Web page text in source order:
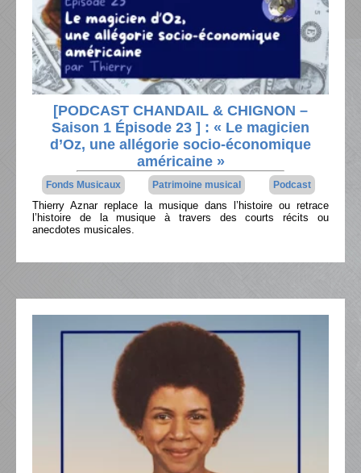
[PODCAST CHANDAIL & CHIGNON –
Saison 1 Épisode 23 ] : « Le magicien
d’Oz, une allégorie socio-économique
américaine »
Fonds Musicaux Patrimoine musical Podcast
Thierry Aznar replace la musique dans l’histoire ou retrace
l’histoire de la musique à travers des courts récits ou
anecdotes musicales.